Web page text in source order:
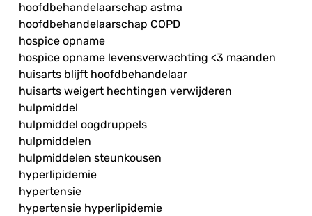
hoofdbehandelaarschap astma
hoofdbehandelaarschap COPD
hospice opname
hospice opname levensverwachting <3 maanden
huisarts blijft hoofdbehandelaar
huisarts weigert hechtingen verwijderen
hulpmiddel
hulpmiddel oogdruppels
hulpmiddelen
hulpmiddelen steunkousen
hyperlipidemie
hypertensie
hypertensie hyperlipidemie